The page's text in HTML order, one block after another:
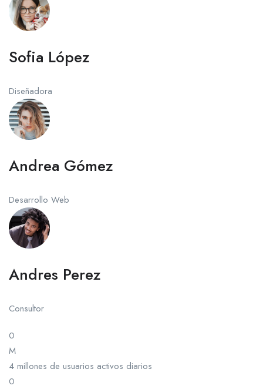
Sofia López
Diseñadora
Andrea Gómez
Desarrollo Web
Andres Perez
Consultor
0
M
4 millones de usuarios activos diarios
0